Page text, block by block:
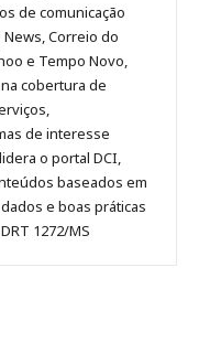
de comunicação
Correio do
e Tempo Novo,
cobertura de
de interesse
o portal DCI,
baseados em
e boas práticas
1272/MS